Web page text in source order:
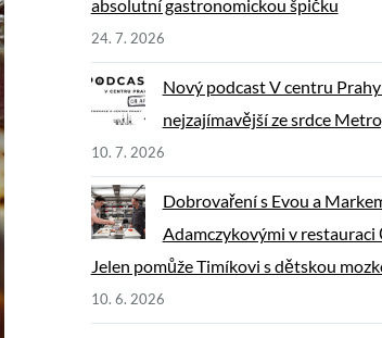
absolutní gastronomickou špičku
24. 7. 2026
Nový podcast V centru
nejzajímavější ze srdce
10. 7. 2026
Dobrovaření s Evou a
Adamczykovými v restauraci
Jelen pomůže Timíkovi s dětskou
10. 6. 2026